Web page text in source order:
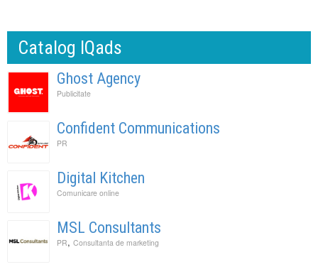
Catalog IQads
Ghost Agency
Publicitate
Confident Communications
PR
Digital Kitchen
Comunicare online
MSL Consultants
PR, Consultanta de marketing